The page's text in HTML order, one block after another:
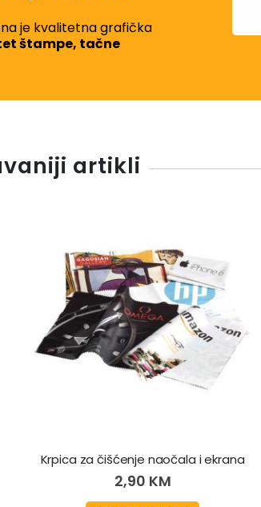
je kvalitetna grafička
štampe, tačne
artikli
Krpica za čišćenje naočala i ekrana
2,90 KM